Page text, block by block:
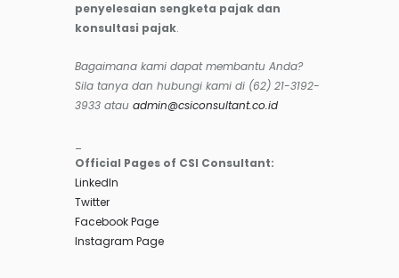
penyelesaian sengketa pajak dan
konsultasi pajak.
Bagaimana kami dapat membantu Anda?
Sila tanya dan hubungi kami di (62) 21-3192-
3933 atau admin@csiconsultant.co.id
Official Pages of CSI Consultant:
LinkedIn
Twitter
Facebook Page
Instagram Page